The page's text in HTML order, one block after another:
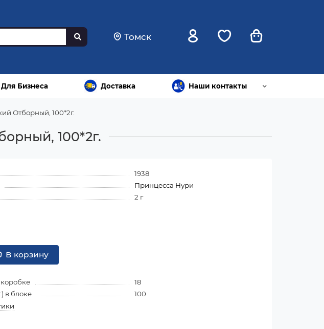
Томск
Для Бизнеса Доставка Наши контакты
Отборный, 100*2г.
100*2г.
1938
Принцесса Нури
2 г
В корзину
18
в блоке
100